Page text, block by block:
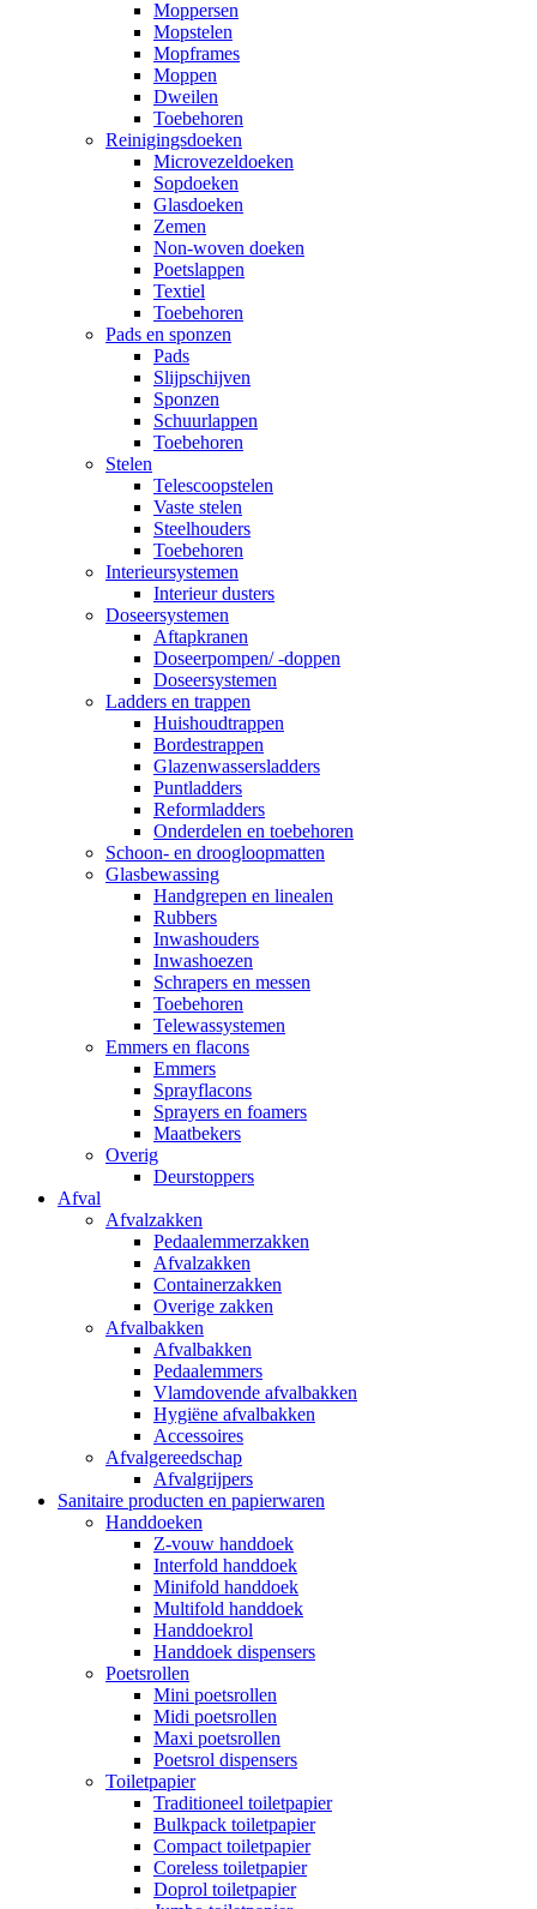
Moppersen
Mopstelen
Mopframes
Moppen
Dweilen
Toebehoren
Reinigingsdoeken
Microvezeldoeken
Sopdoeken
Glasdoeken
Zemen
Non-woven doeken
Poetslappen
Textiel
Toebehoren
Pads en sponzen
Pads
Slijpschijven
Sponzen
Schuurlappen
Toebehoren
Stelen
Telescoopstelen
Vaste stelen
Steelhouders
Toebehoren
Interieursystemen
Interieur dusters
Doseersystemen
Aftapkranen
Doseerpompen/ -doppen
Doseersystemen
Ladders en trappen
Huishoudtrappen
Bordestrappen
Glazenwassersladders
Puntladders
Reformladders
Onderdelen en toebehoren
Schoon- en droogloopmatten
Glasbewassing
Handgrepen en linealen
Rubbers
Inwashouders
Inwashoezen
Schrapers en messen
Toebehoren
Telewassystemen
Emmers en flacons
Emmers
Sprayflacons
Sprayers en foamers
Maatbekers
Overig
Deurstoppers
Afval
Afvalzakken
Pedaalemmerzakken
Afvalzakken
Containerzakken
Overige zakken
Afvalbakken
Afvalbakken
Pedaalemmers
Vlamdovende afvalbakken
Hygiëne afvalbakken
Accessoires
Afvalgereedschap
Afvalgrijpers
Sanitaire producten en papierwaren
Handdoeken
Z-vouw handdoek
Interfold handdoek
Minifold handdoek
Multifold handdoek
Handdoekrol
Handdoek dispensers
Poetsrollen
Mini poetsrollen
Midi poetsrollen
Maxi poetsrollen
Poetsrol dispensers
Toiletpapier
Traditioneel toiletpapier
Bulkpack toiletpapier
Compact toiletpapier
Coreless toiletpapier
Doprol toiletpapier